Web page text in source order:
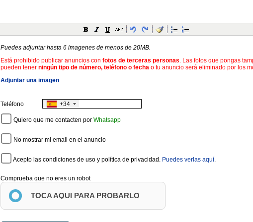
Puedes adjuntar hasta 6 imagenes de menos de 20MB.
Está prohibido publicar anuncios con fotos de terceras personas. Las fotos que pongas
pueden tener ningún tipo de número, teléfono o fecha o tu anuncio será eliminado por los
Adjuntar una imagen
Teléfono +34
Quiero que me contacten por Whatsapp
No mostrar mi email en el anuncio
Acepto las condiciones de uso y política de privacidad. Puedes verlas aquí.
Comprueba que no eres un robot
TOCA AQUÍ PARA PROBARLO